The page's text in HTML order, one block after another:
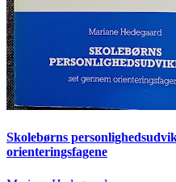
Skolebørns
orienteringsfagene